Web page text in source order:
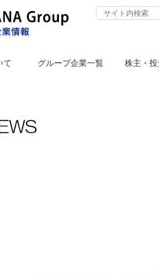
て グループ企業一覧 株主・